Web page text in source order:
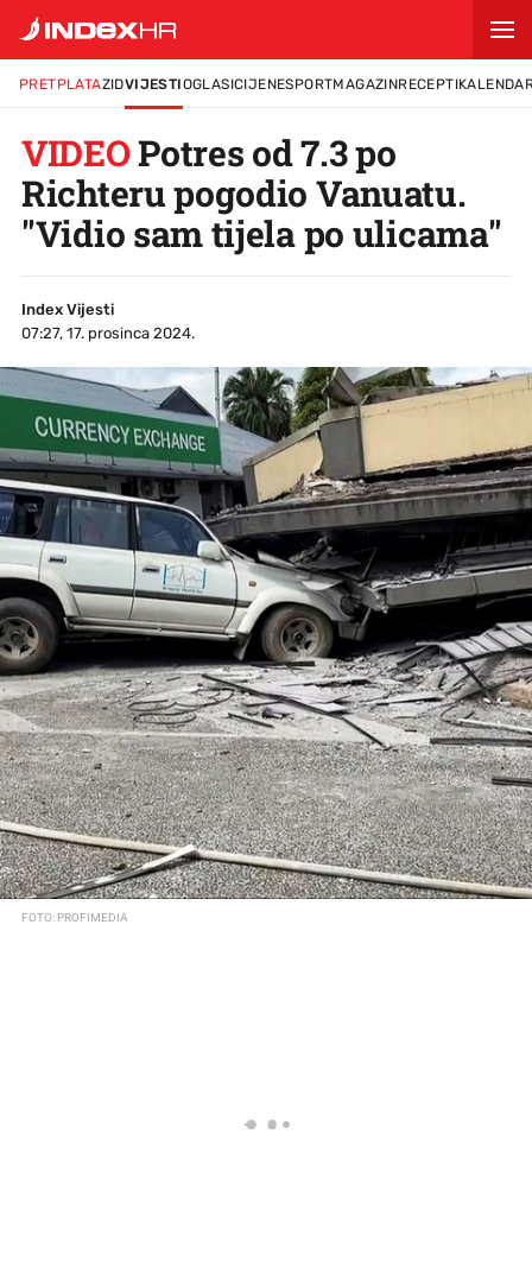
PRETPLATAZIDVIJESTIOGLASICIJENESPORTMAGAZINRECEPTI
VIDEOPotres od 7.3 po
Richteru pogodio Vanuatu.
"Vidio sam tijela po ulicama"
Index Vijesti
07:27, 17. prosinca 2024.
FOTO: PROFIMEDIA